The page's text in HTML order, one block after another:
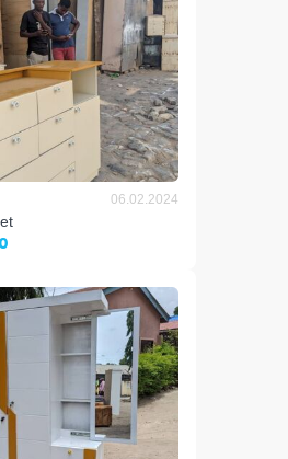
06.02.2024